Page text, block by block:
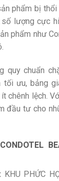
phẩm bị
lượng cực
phẩm như
quy chuẩn
ưu, bảng
chênh lệch.
đầu tư cho
KHU PHỨC